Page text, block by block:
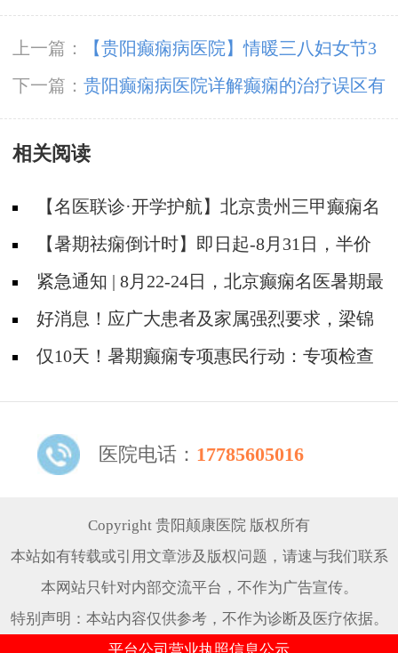
上一篇：
【贵阳癫痫病医院】情暖三八妇女节3
月8日-10日，女性癫痫专项检查免费+北京三甲
名医0元亲诊
下一篇： 贵阳癫痫病医院详解癫痫的治疗误区有
哪些？
相关阅读
【名医联诊·开学护航】北京贵州三甲癫痫名
医公益亲诊+检查治疗大额援助，速约！
【暑期祛痫倒计时】即日起-8月31日，半价
检查+专家免费亲诊+高达万元救助即将结束，
速约！
紧急通知 | 8月22-24日，北京癫痫名医暑期最
后亲诊机会，名额有限，速约！
好消息！应广大患者及家属强烈要求，梁锦
平教授亲诊时间延长至8月18日！
仅10天！暑期癫痫专项惠民行动：专项检查
限，速约！
医院电话： 17785605016
Copyright 贵阳颠康医院 版权所有
本站如有转载或引用文章涉及版权问题，请速与我们联系
本网站只针对内部交流平台，不作为广告宣传。
特别声明：本站内容仅供参考，不作为诊断及医疗依据。